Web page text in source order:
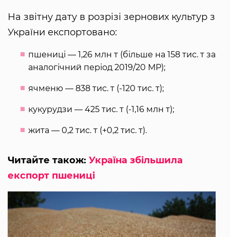
На звітну дату в розрізі зернових культур з
України експортовано:
пшениці — 1,26 млн т (більше на 158 тис. т за
аналогічний період 2019/20 МР);
ячменю — 838 тис. т (-120 тис. т);
кукурудзи — 425 тис. т (-1,16 млн т);
жита — 0,2 тис. т (+0,2 тис. т).
Читайте також: Україна збільшила
експорт пшениці